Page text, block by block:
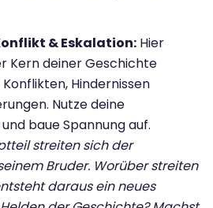
& Eskalation: Hier
Kern deiner Geschichte
Hindernissen
Nutze deine
baue Spannung auf.
streiten sich der
Bruder. Worüber streiten
daraus ein neues